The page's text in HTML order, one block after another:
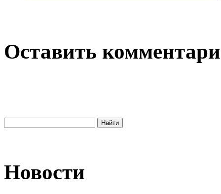
Оставить
Новости